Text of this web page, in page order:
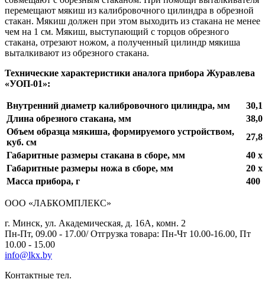
перемещают мякиш из калибровочного цилиндра в обрезной
стакан. Мякиш должен при этом выходить из стакана не менее
чем на 1 см. Мякиш, выступающий с торцов обрезного
стакана, отрезают ножом, а полученный цилиндр мякиша
выталкивают из обрезного стакана.
Технические характеристики аналога прибора Журавлева
«УОП-01»:
Внутренний диаметр калибровочного цилиндра, мм
30,1
Длина обрезного стакана, мм
38,0
Объем образца мякиша, формируемого устройством,
куб. см
Габаритные размеры стакана в сборе, мм
40 х
Габаритные размеры ножа в сборе, мм
20 х
Масса прибора, г
400
ООО «ЛАБКОМПЛЕКС»
г. Минск, ул. Академическая, д. 16А, комн. 2
Пн-Пт, 09.00 - 17.00/ Отгрузка товара: Пн-Чт 10.00-16.00, Пт
10.00 - 15.00
info@lkx.by
Контактные тел.